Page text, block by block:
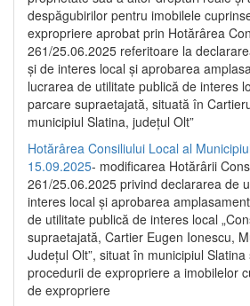
despăgubirilor pentru imobilele
expropriere aprobat prin Hotărârea
261/25.06.2025 referitoare la
și de interes local și aprobarea
lucrarea de utilitate publică de interes
parcare supraetajată, situată în
municipiul Slatina, județul Olt”
Hotărârea Consiliului Local al
15.09.2025- modificarea Hotărârii
261/25.06.2025 privind declararea de
interes local și aprobarea
de utilitate publică de interes local
supraetajată, Cartier Eugen Ionescu,
Județul Olt”, situat în municipiul
procedurii de expropriere a imobilelor
de expropriere